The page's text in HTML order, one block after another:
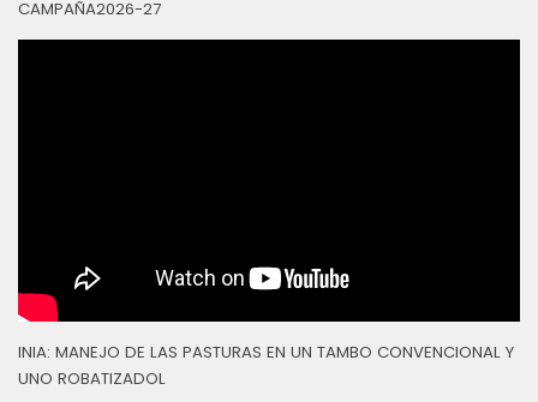
CAMPAÑA2026-27
INIA: MANEJO DE LAS PASTURAS EN UN TAMBO CONVENCIONAL Y
UNO ROBATIZADOL